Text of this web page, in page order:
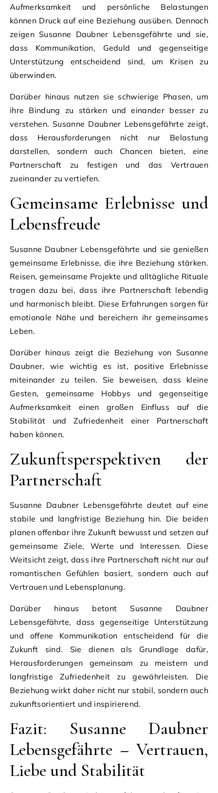
Aufmerksamkeit und persönliche Belastungen
können Druck auf eine Beziehung ausüben. Dennoch
zeigen Susanne Daubner Lebensgefährte und sie,
dass Kommunikation, Geduld und gegenseitige
Unterstützung entscheidend sind, um Krisen zu
überwinden.
Darüber hinaus nutzen sie schwierige Phasen, um
ihre Bindung zu stärken und einander besser zu
verstehen. Susanne Daubner Lebensgefährte zeigt,
dass Herausforderungen nicht nur Belastung
darstellen, sondern auch Chancen bieten, eine
Partnerschaft zu festigen und das Vertrauen
zueinander zu vertiefen.
Gemeinsame Erlebnisse und
Lebensfreude
Susanne Daubner Lebensgefährte und sie genießen
gemeinsame Erlebnisse, die ihre Beziehung stärken.
Reisen, gemeinsame Projekte und alltägliche Rituale
tragen dazu bei, dass ihre Partnerschaft lebendig
und harmonisch bleibt. Diese Erfahrungen sorgen für
emotionale Nähe und bereichern ihr gemeinsames
Leben.
Darüber hinaus zeigt die Beziehung von Susanne
Daubner, wie wichtig es ist, positive Erlebnisse
miteinander zu teilen. Sie beweisen, dass kleine
Gesten, gemeinsame Hobbys und gegenseitige
Aufmerksamkeit einen großen Einfluss auf die
Stabilität und Zufriedenheit einer Partnerschaft
haben können.
Zukunftsperspektiven der
Partnerschaft
Susanne Daubner Lebensgefährte deutet auf eine
stabile und langfristige Beziehung hin. Die beiden
planen offenbar ihre Zukunft bewusst und setzen auf
gemeinsame Ziele, Werte und Interessen. Diese
Weitsicht zeigt, dass ihre Partnerschaft nicht nur auf
romantischen Gefühlen basiert, sondern auch auf
Vertrauen und Lebensplanung.
Darüber hinaus betont Susanne Daubner
Lebensgefährte, dass gegenseitige Unterstützung
und offene Kommunikation entscheidend für die
Zukunft sind. Sie dienen als Grundlage dafür,
Herausforderungen gemeinsam zu meistern und
langfristige Zufriedenheit zu gewährleisten. Die
Beziehung wirkt daher nicht nur stabil, sondern auch
zukunftsorientiert und inspirierend.
Fazit: Susanne Daubner
Lebensgefährte – Vertrauen,
Liebe und Stabilität